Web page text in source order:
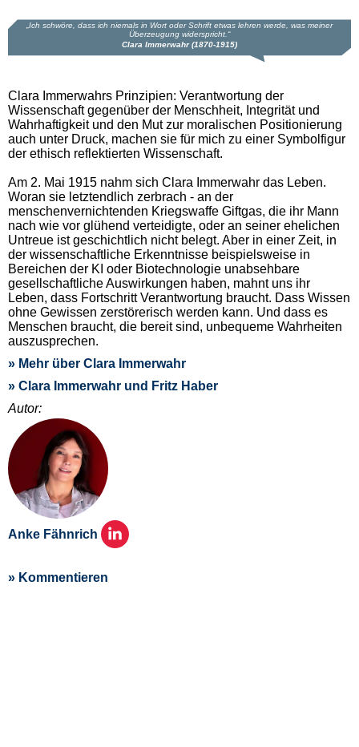
Ich schwöre, dass ich niemals in Wort oder Schrift etwas lehren werde, was meiner
Überzeugung widerspricht.
Clara Immerwahr (1870-1915)
Clara Immerwahrs Prinzipien: Verantwortung der
Wissenschaft gegenüber der Menschheit, Integrität und
Wahrhaftigkeit und den Mut zur moralischen Positionierung
auch unter Druck, machen sie für mich zu einer Symbolfigur
der ethisch reflektierten Wissenschaft.
Am 2. Mai 1915 nahm sich Clara Immerwahr das Leben.
Woran sie letztendlich zerbrach - an der
menschenvernichtenden Kriegswaffe Giftgas, die ihr Mann
nach wie vor glühend verteidigte, oder an seiner ehelichen
Untreue ist geschichtlich nicht belegt. Aber in einer Zeit, in
der wissenschaftliche Erkenntnisse beispielsweise in
Bereichen der KI oder Biotechnologie unabsehbare
gesellschaftliche Auswirkungen haben, mahnt uns ihr
Leben, dass Fortschritt Verantwortung braucht. Dass Wissen
ohne Gewissen zerstörerisch werden kann. Und dass es
Menschen braucht, die bereit sind, unbequeme Wahrheiten
auszusprechen.
» Mehr über Clara Immerwahr
» Clara Immerwahr und Fritz Haber
Autor:
Anke Fähnrich
» Kommentieren